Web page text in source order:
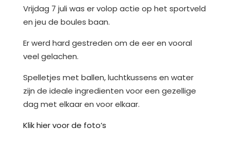
Vrijdag 7 juli was er volop actie op het sportveld
en jeu de boules baan.
Er werd hard gestreden om de eer en vooral
veel gelachen.
Spelletjes met ballen, luchtkussens en water
zijn de ideale ingredienten voor een gezellige
dag met elkaar en voor elkaar.
Klik hier voor de foto’s